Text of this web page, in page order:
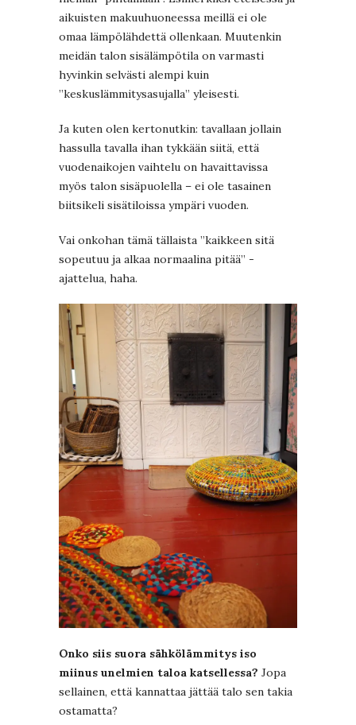
aikuisten makuuhuoneessa meillä ei ole
omaa lämpölähdettä ollenkaan. Muutenkin
meidän talon sisälämpötila on varmasti
hyvinkin selvästi alempi kuin
”keskuslämmitysasujalla” yleisesti.
Ja kuten olen kertonutkin: tavallaan jollain
hassulla tavalla ihan tykkään siitä, että
vuodenaikojen vaihtelu on havaittavissa
myös talon sisäpuolella – ei ole tasainen
biitsikeli sisätiloissa ympäri vuoden.
Vai onkohan tämä tällaista ”kaikkeen sitä
sopeutuu ja alkaa normaalina pitää” -
ajattelua, haha.
Onko siis suora sähkölämmitys iso
miinus unelmien taloa katsellessa? Jopa
sellainen, että kannattaa jättää talo sen takia
ostamatta?